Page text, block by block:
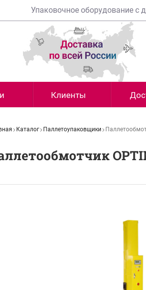
Упаковочное оборудование с
Клиенты
Каталог Паллетоупаковщики